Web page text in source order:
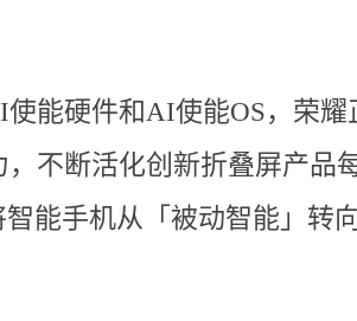
能硬件和AI使能OS，荣耀
不断活化创新折叠屏产品
能手机从「被动智能」转